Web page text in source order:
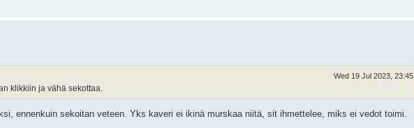
Wed 19 Jul 2023, 23:45
klikkiin ja vähä sekottaa.
ennenkuin sekoitan veteen. Yks kaveri ei ikinä murskaa niitä, sit ihmettelee, miks ei vedot toimi.